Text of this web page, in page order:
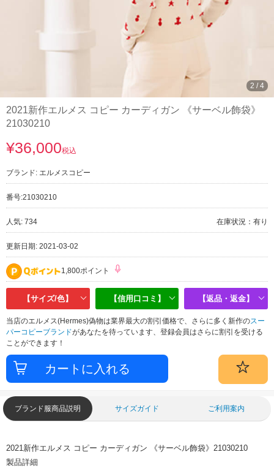
2 /4
2021新作エルメス コピー カーディガン 《サーベル飾袋》
21030210
¥36,000税込
ブランド: エルメスコピー
番号:21030210
人気: 734 在庫状況：有り
更新日期: 2021-03-02
1,800ポイント
【サイズ/色】 【信用口コミ】 【返品・返金】
当店のエルメス(Hermes)偽物は業界最大の割引価格で、さらに多く新作のスー
パーコピーブランドがあなたを待っています、登録会員はさらに割引を受ける
ことができます！
ブランド服商品説明 サイズガイド ご利用案内
2021新作エルメス コピー カーディガン 《サーベル飾袋》21030210
製品詳細